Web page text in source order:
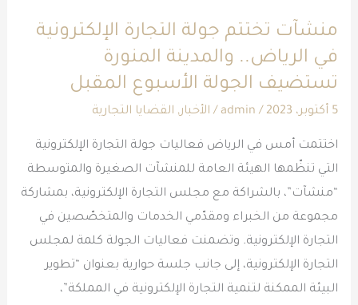
منشآت تختتم جولة التجارة الإلكترونية
في الرياض.. والمدينة المنورة
تستضيف الجولة الأسبوع المقبل
5 أكتوبر، 2023 /
admin
/ الأخبار, القضايا التجارية
اختتمت أمس في الرياض فعاليات جولة التجارة الإلكترونية
التي تنظّمها الهيئة العامة للمنشآت الصغيرة والمتوسطة
“منشآت”، بالشراكة مع مجلس التجارة الإلكترونية، بمشاركة
مجموعة من الخبراء ومقدّمي الخدمات والمتخصّصين في
التجارة الإلكترونية. وتضمنت فعاليات الجولة كلمة لمجلس
التجارة الإلكترونية، إلى جانب جلسة حوارية بعنوان “تطوير
البيئة الممكنة لتنمية التجارة الإلكترونية في المملكة”،
الجولة
الأسبوع
المقبل